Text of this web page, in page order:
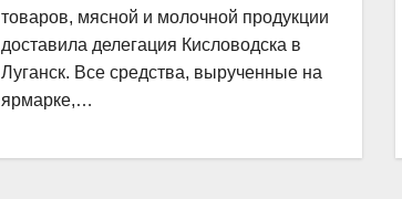
товаров, мясной и молочной продукции
доставила делегация Кисловодска в
Луганск. Все средства, вырученные на
ярмарке,…